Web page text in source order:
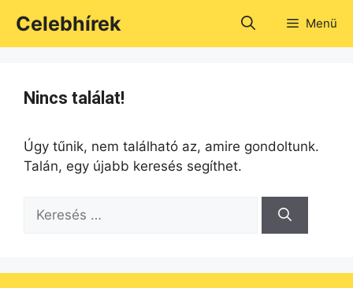
tartalomba
Celebhírek Menü
Nincs találat!
Úgy tűnik, nem található az, amire gondoltunk.
Talán, egy újabb keresés segíthet.
Keresés: